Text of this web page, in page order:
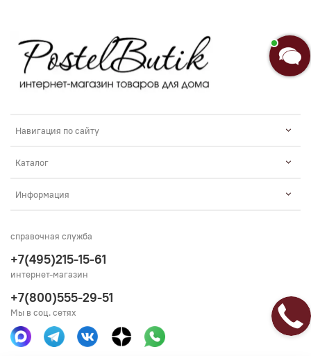
Навигация по сайту
Каталог
Информация
справочная служба
+7(495)215-15-61
интернет-магазин
+7(800)555-29-51
Мы в соц. сетях
Введите сообщение